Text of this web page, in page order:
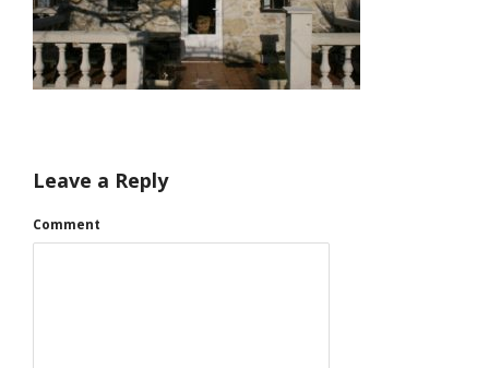
Leave a Reply
Comment